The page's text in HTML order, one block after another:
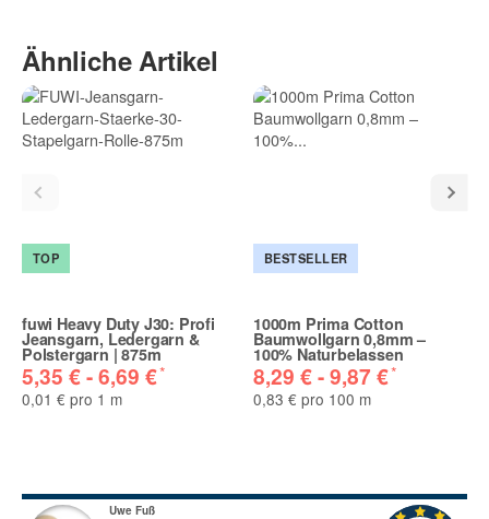
Ähnliche Artikel
TOP
fuwi Heavy Duty J30: Profi
Jeansgarn, Ledergarn &
Polstergarn | 875m
5,35 € -6,69 €*
0,01 € pro 1 m
BESTSELLER
1000m Prima Cotton
Baumwollgarn 0,8mm –
100% Naturbelassen
8,29 € -9,87 €*
0,83 € pro 100 m